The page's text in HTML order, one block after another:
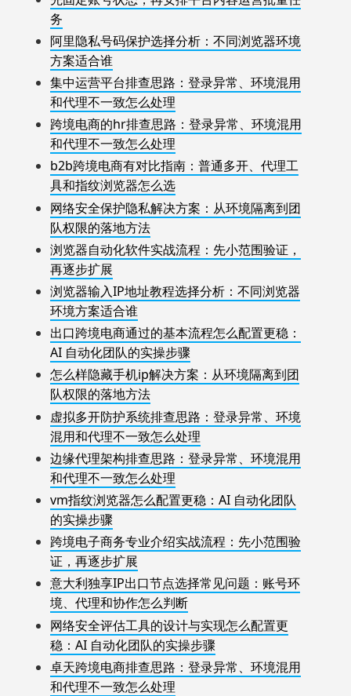
务
阿里隐私号码保护选择分析：不同浏览器环境
方案适合谁
集中运营平台排查思路：登录异常、环境混用
和代理不一致怎么处理
跨境电商的hr排查思路：登录异常、环境混用
和代理不一致怎么处理
b2b跨境电商有对比指南：普通多开、代理工
具和指纹浏览器怎么选
网络安全保护隐私解决方案：从环境隔离到团
队权限的落地方法
浏览器自动化软件实战流程：先小范围验证，
再逐步扩展
浏览器输入IP地址教程选择分析：不同浏览器
环境方案适合谁
出口跨境电商通过的基本流程怎么配置更稳：
AI 自动化团队的实操步骤
怎么样隐藏手机ip解决方案：从环境隔离到团
队权限的落地方法
虚拟多开防护系统排查思路：登录异常、环境
混用和代理不一致怎么处理
边缘代理架构排查思路：登录异常、环境混用
和代理不一致怎么处理
vm指纹浏览器怎么配置更稳：AI 自动化团队
的实操步骤
跨境电子商务专业介绍实战流程：先小范围验
证，再逐步扩展
意大利独享IP出口节点选择常见问题：账号环
境、代理和协作怎么判断
网络安全评估工具的设计与实现怎么配置更
稳：AI 自动化团队的实操步骤
卓天跨境电商排查思路：登录异常、环境混用
和代理不一致怎么处理